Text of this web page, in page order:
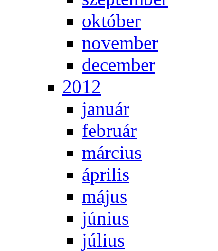
ok­tó­ber
no­vem­ber
de­cem­ber
2012
ja­nu­ár
feb­ru­ár
már­ci­us
áp­ri­lis
má­jus
jú­ni­us
jú­li­us